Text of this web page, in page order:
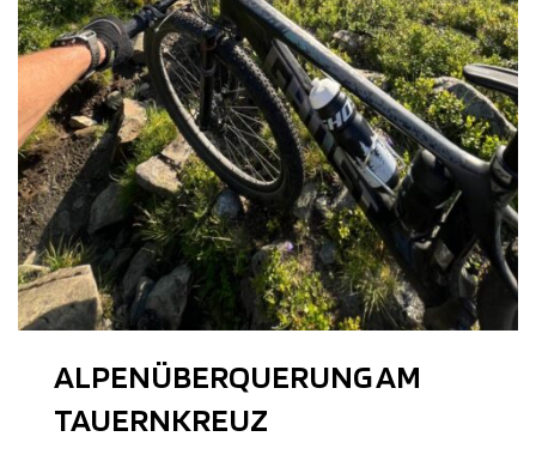
ALPENÜBERQUERUNG AM
TAUERNKREUZ